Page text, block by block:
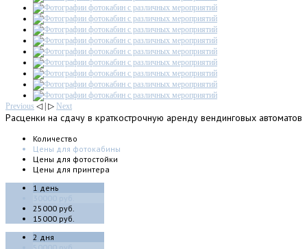
Previous ◁ | ▷ Next
Расценки на сдачу в краткострочную аренду вендинговых автоматов
Количество
Цены для фотокабины
Цены для фотостойки
Цены для принтера
1 день
25000 руб.
15000 руб.
2 дня